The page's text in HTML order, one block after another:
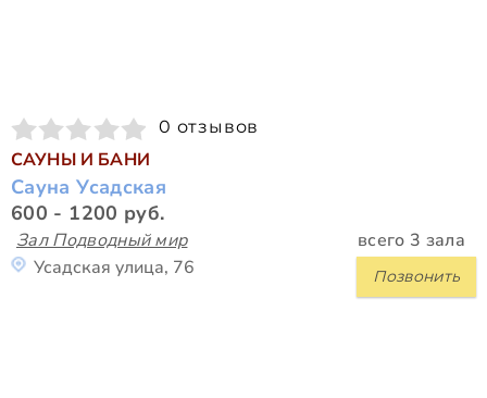
0 отзывов
САУНЫ И БАНИ
Сауна Усадская
600 - 1200 руб.
Зал Подводный мир всего 3 зала
Позвонить
Усадская улица, 76